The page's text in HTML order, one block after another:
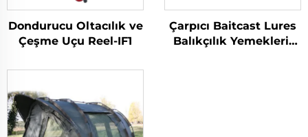
Dondurucu Oltacılık ve
Çeşme Uçu Reel-IF1
Çarpıcı Baitcast Lures
Balıkçılık Yemekleri-